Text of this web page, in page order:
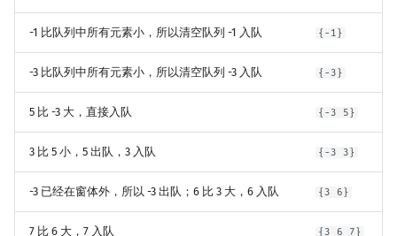
-1 比队列中所有元素小，所以清空队列 -1 入队 {-1}
-3 比队列中所有元素小，所以清空队列 -3 入队 {-3}
5 比 -3 大，直接入队 {-3 5}
3 比 5 小，5 出队，3 入队 {-3 3}
-3 已经在窗体外，所以 -3 出队；6 比 3 大，6 入队 {3 6}
7 比 6 大，7 入队 {3 6 7}